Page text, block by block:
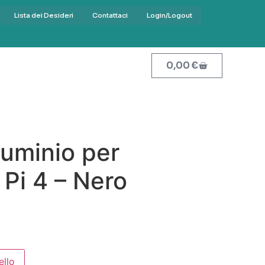
Lista dei Desideri Contattaci Login/Logout
0,00€
per
4 – Nero